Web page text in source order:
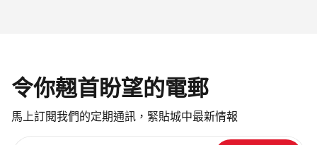
令你翹首盼望的電郵
馬上訂閱我們的定期通訊，緊貼城中最新情報